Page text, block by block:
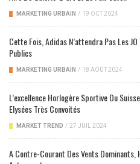
MARKETING URBAIN / 19 OCT 2024
Cette Fois, Adidas N’attendra Pas Les
Publics
MARKETING URBAIN / 18 AOÛT 2024
L’excellence Horlogère Sportive Du
Elysées Très Convoités
MARKET TREND / 27 JUIL 2024
A Contre-Courant Des Vents Dominants,